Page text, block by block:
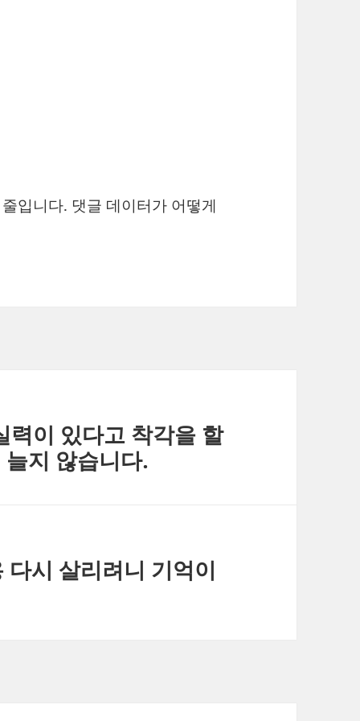
입니다. 댓글 데이터가 어떻게
력이 있다고 착각을 할
지 않습니다.
시 살리려니 기억이